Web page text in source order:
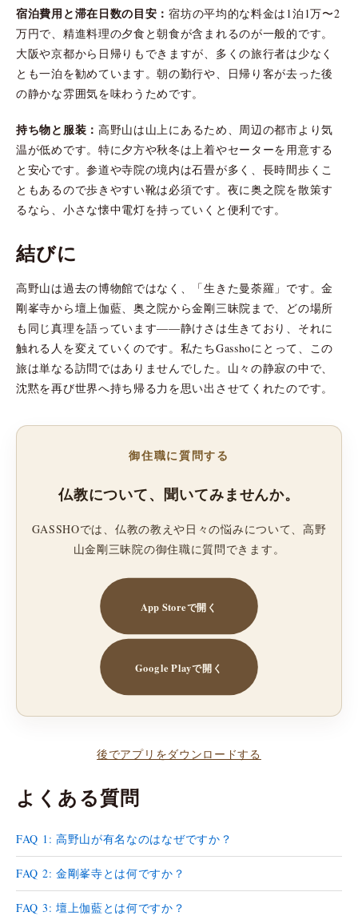
宿泊費用と滞在日数の目安：宿坊の平均的な料金は1泊1万〜2
万円で、精進料理の夕食と朝食が含まれるのが一般的です。
大阪や京都から日帰りもできますが、多くの旅行者は少なく
とも一泊を勧めています。朝の勤行や、日帰り客が去った後
の静かな雰囲気を味わうためです。
持ち物と服装： 高野山は山上にあるため、周辺の都市より気
温が低めです。特に夕方や秋冬は上着やセーターを用意する
と安心です。参道や寺院の境内は石畳が多く、長時間歩くこ
ともあるので歩きやすい靴は必須です。夜に奥之院を散策す
るなら、小さな懐中電灯を持っていくと便利です。
結びに
高野山は過去の博物館ではなく、「生きた曼荼羅」です。金
剛峯寺から壇上伽藍、奥之院から金剛三昧院まで、どの場所
も同じ真理を語っています――静けさは生きており、それに
触れる人を変えていくのです。私たちGasshoにとって、この
旅は単なる訪問ではありませんでした。山々の静寂の中で、
沈黙を再び世界へ持ち帰る力を思い出させてくれたのです。
御住職に質問する
仏教について、聞いてみませんか。
GASSHOでは、仏教の教えや日々の悩みについて、高野
山金剛三昧院の御住職に質問できます。
App Storeで開く
Google Playで開く
後でアプリをダウンロードする
よくある質問
FAQ 1: 高野山が有名なのはなぜですか？
FAQ 2: 金剛峯寺とは何ですか？
FAQ 3: 壇上伽藍とは何ですか？